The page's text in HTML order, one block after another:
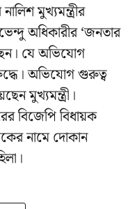
মুখ্যমন্ত্রীর
অধিকারীর ‘জনতার
যে অভিযোগ
অভিযোগ গুরুত্ব
মুখ্যমন্ত্রী।
বিজেপি বিধায়ক
নামে দোকান